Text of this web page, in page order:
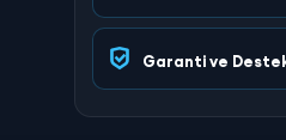
Garanti ve